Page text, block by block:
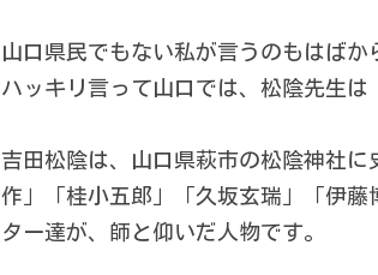
山口県民でもない私が言うのもはばか
ハッキリ言って山口では、松陰先生は
吉田松陰は、山口県萩市の松陰神社
作」「桂小五郎」「久坂玄瑞」「伊
ター達が、師と仰いだ人物です。